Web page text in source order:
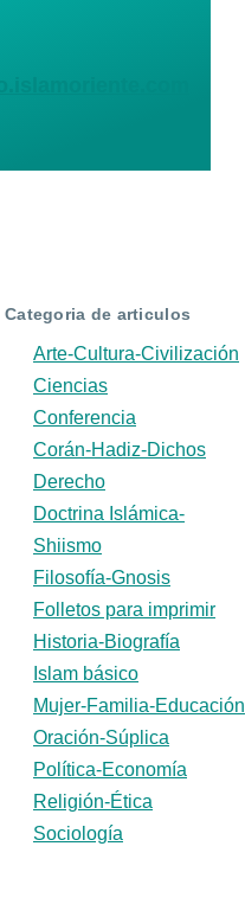
Categoria de articulos
Arte-Cultura-Civilización
Ciencias
Conferencia
Corán-Hadiz-Dichos
Derecho
Doctrina Islámica-
Shiismo
Filosofía-Gnosis
Folletos para imprimir
Historia-Biografía
Islam básico
Mujer-Familia-Educación
Oración-Súplica
Política-Economía
Religión-Ética
Sociología